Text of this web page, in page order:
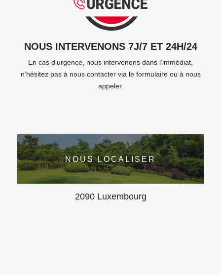
NOUS INTERVENONS 7J/7 ET 24H/24
En cas d’urgence, nous intervenons dans l’immédiat,
n’hésitez pas à nous contacter via le formulaire ou à nous
appeler.
NOUS LOCALISER
2090 Luxembourg